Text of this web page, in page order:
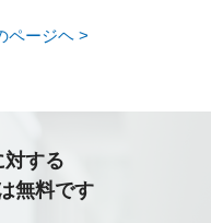
データの専門家との
ロジェクトにおける
社内のデータサイエ
活用した高度なデー
資料の作成（担当範
ページヘ >
対する
無料です